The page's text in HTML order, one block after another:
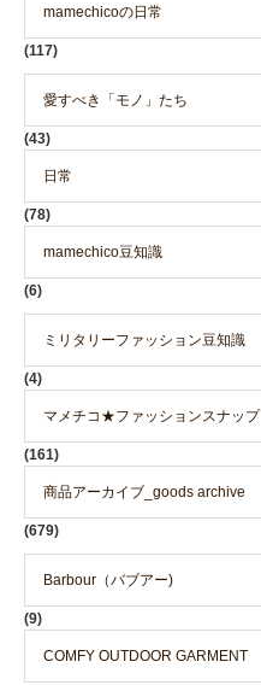
mamechicoの日常
(117)
愛すべき「モノ」たち
(43)
日常
(78)
mamechico豆知識
(6)
ミリタリーファッション豆知識
(4)
マメチコ★ファッションスナップ
(161)
商品アーカイブ_goods archive
(679)
Barbour（バブアー)
(9)
COMFY OUTDOOR GARMENT